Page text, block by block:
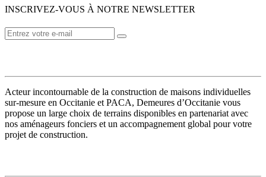
INSCRIVEZ-VOUS À NOTRE NEWSLETTER
Acteur incontournable de la construction de maisons individuelles
sur-mesure en Occitanie et PACA, Demeures d’Occitanie vous
propose un large choix de terrains disponibles en partenariat avec
nos aménageurs fonciers et un accompagnement global pour votre
projet de construction.